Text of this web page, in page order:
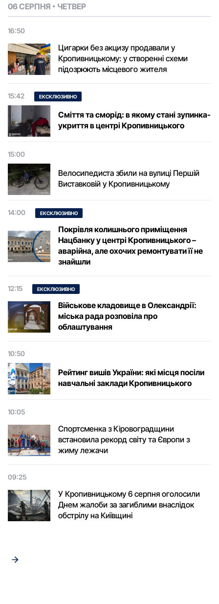
06 СЕРПНЯ ЧЕТВЕР
16:50
Цигарки без акцизу продавали у
Кропивницькому: у створенні схеми
підозрюють місцевого жителя
15:42 ЕКСКЛЮЗИВНО
Сміття та сморід: в якому стані зупинка-
укриття в центрі Кропивницького
15:00
Велосипедиста збили на вулиці Першій
Виставковій у Кропивницькому
14:00 ЕКСКЛЮЗИВНО
Покрівля колишнього приміщення
Нацбанку у центрі Кропивницького –
аварійна, але охочих ремонтувати її не
знайшли
12:15 ЕКСКЛЮЗИВНО
Військове кладовище в Олександрії:
міська рада розповіла про
облаштування
10:50
Рейтинг вишів України: які місця посіли
навчальні заклади Кропивницького
10:05
Спортсменка з Кіровоградщини
встановила рекорд світу та Європи з
жиму лежачи
09:25
У Кропивницькому 6 серпня оголосили
Днем жалоби за загиблими внаслідок
обстрілу на Київщині